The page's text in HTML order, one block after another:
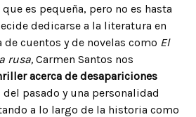
es pequeña, pero no es hasta
dedicarse a la literatura en
de cuentos y de novelas como El
rusa, Carmen Santos nos
acerca de desapariciones
del pasado y una personalidad
a lo largo de la historia como